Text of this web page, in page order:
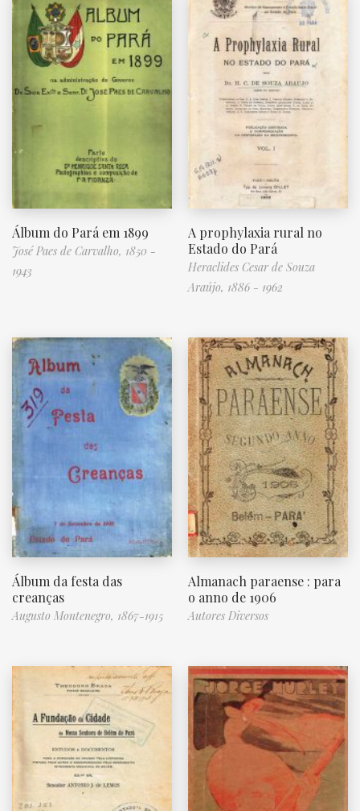
Álbum do Pará em 1899
José Paes de Carvalho, 1850 -
1943
A prophylaxia rural no
Estado do Pará
Heraclides Cesar de Souza
Araújo, 1886 - 1962
Álbum da festa das
creanças
Augusto Montenegro, 1867-1915
Almanach paraense : para
o anno de 1906
Autores Diversos